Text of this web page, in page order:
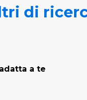
di
a te